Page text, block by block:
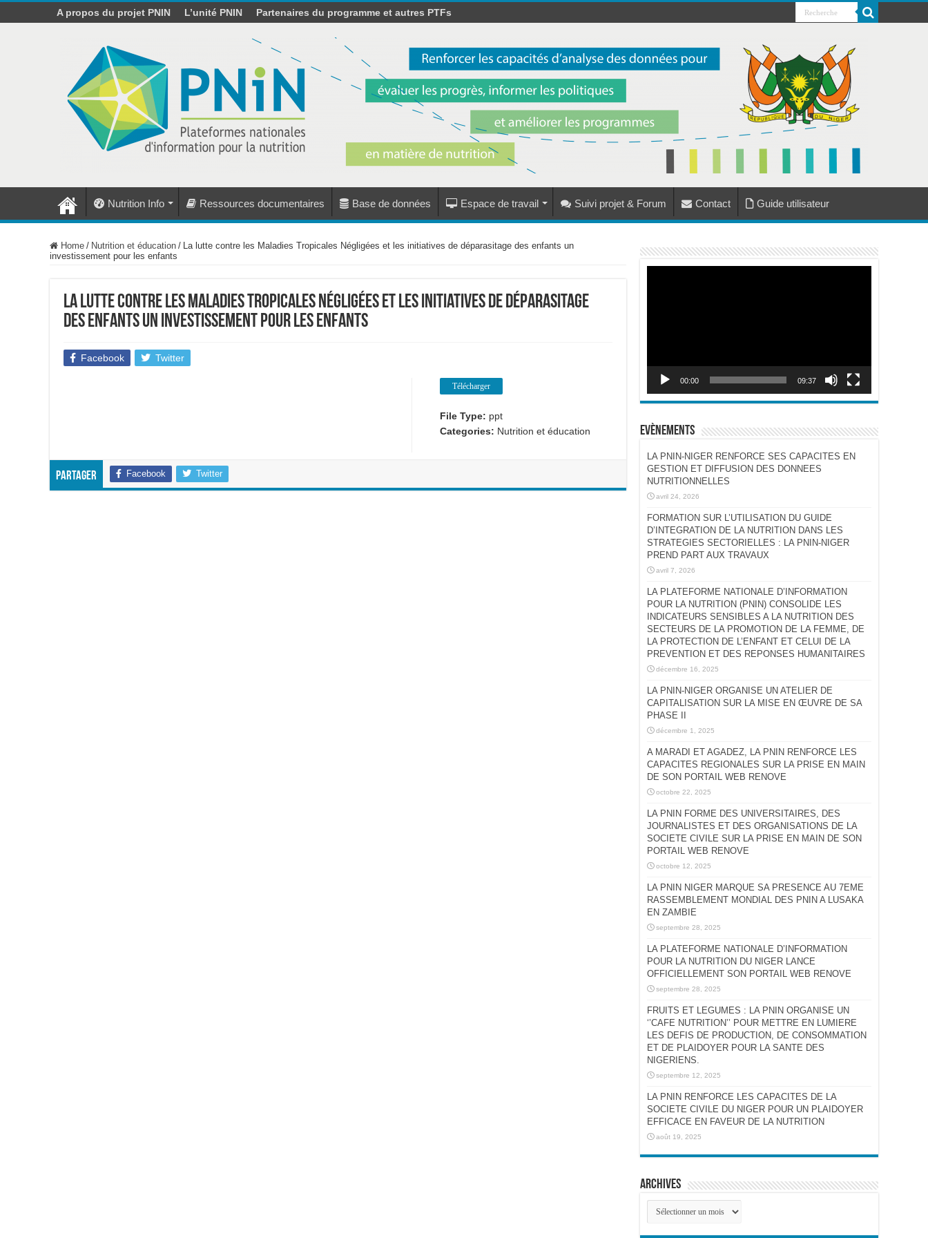
A propos du projet PNIN L’unité PNIN Partenaires du programme et autres PTFs
Nutrition Info Ressources documentaires Base de données Espace de travail Suivi projet & Forum Contact Guide utilisateur
Home / Nutrition et éducation / La lutte contre les Maladies Tropicales Négligées et les initiatives de déparasitage des enfants un
investissement pour les enfants
La lutte contre les Maladies Tropicales Négligées et les initiatives de déparasitage
des enfants un investissement pour les enfants
Facebook Twitter
Télécharger
File Type: ppt
Categories: Nutrition et éducation
Partager Facebook Twitter
00:00 09:37
Evènements
LA PNIN-NIGER RENFORCE SES CAPACITES EN
GESTION ET DIFFUSION DES DONNEES
NUTRITIONNELLES
avril 24, 2026
FORMATION SUR L’UTILISATION DU GUIDE
D’INTEGRATION DE LA NUTRITION DANS LES
STRATEGIES SECTORIELLES : LA PNIN-NIGER
PREND PART AUX TRAVAUX
avril 7, 2026
LA PLATEFORME NATIONALE D’INFORMATION
POUR LA NUTRITION (PNIN) CONSOLIDE LES
INDICATEURS SENSIBLES A LA NUTRITION DES
SECTEURS DE LA PROMOTION DE LA FEMME, DE
LA PROTECTION DE L’ENFANT ET CELUI DE LA
PREVENTION ET DES REPONSES HUMANITAIRES
décembre 16, 2025
LA PNIN-NIGER ORGANISE UN ATELIER DE
CAPITALISATION SUR LA MISE EN ŒUVRE DE SA
PHASE II
décembre 1, 2025
A MARADI ET AGADEZ, LA PNIN RENFORCE LES
CAPACITES REGIONALES SUR LA PRISE EN MAIN
DE SON PORTAIL WEB RENOVE
octobre 22, 2025
LA PNIN FORME DES UNIVERSITAIRES, DES
JOURNALISTES ET DES ORGANISATIONS DE LA
SOCIETE CIVILE SUR LA PRISE EN MAIN DE SON
PORTAIL WEB RENOVE
octobre 12, 2025
LA PNIN NIGER MARQUE SA PRESENCE AU 7EME
RASSEMBLEMENT MONDIAL DES PNIN A LUSAKA
EN ZAMBIE
septembre 28, 2025
LA PLATEFORME NATIONALE D’INFORMATION
POUR LA NUTRITION DU NIGER LANCE
OFFICIELLEMENT SON PORTAIL WEB RENOVE
septembre 28, 2025
FRUITS ET LEGUMES : LA PNIN ORGANISE UN
‘’CAFE NUTRITION’’ POUR METTRE EN LUMIERE
LES DEFIS DE PRODUCTION, DE CONSOMMATION
ET DE PLAIDOYER POUR LA SANTE DES
NIGERIENS.
septembre 12, 2025
LA PNIN RENFORCE LES CAPACITES DE LA
SOCIETE CIVILE DU NIGER POUR UN PLAIDOYER
EFFICACE EN FAVEUR DE LA NUTRITION
août 19, 2025
Archives
Archives